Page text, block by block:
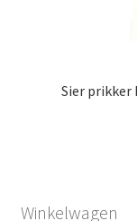
Sier prikker
Winkelwagen